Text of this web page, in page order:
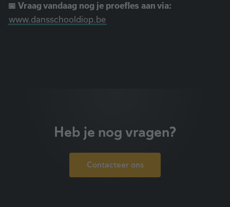
📅 Vraag vandaag nog je proefles aan via:
www.dansschooldiop.be
Heb je nog vragen?
Contacteer ons